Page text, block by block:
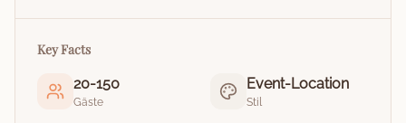
Key Facts
20-150
Gäste
Event-Location
Stil